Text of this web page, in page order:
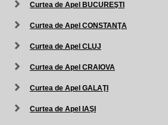
Curtea de Apel BUCUREŞTI
Curtea de Apel CONSTANŢA
Curtea de Apel CLUJ
Curtea de Apel CRAIOVA
Curtea de Apel GALAŢI
Curtea de Apel IAŞI